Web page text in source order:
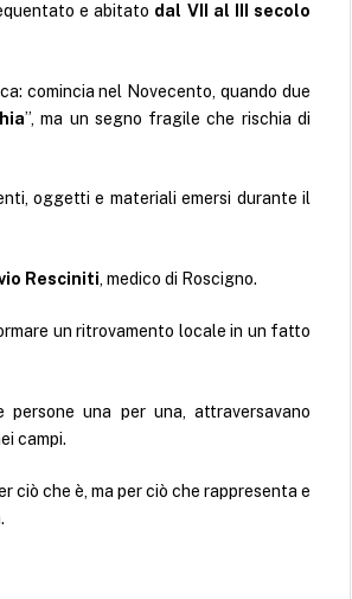
e abitato dal VII al III secolo
comincia nel Novecento, quando due
”, ma un segno fragile che rischia di
oggetti e materiali emersi durante il
Resciniti, medico di Roscigno.
un ritrovamento locale in un fatto
persone una per una, attraversavano
campi.
ciò che è, ma per ciò che rappresenta e